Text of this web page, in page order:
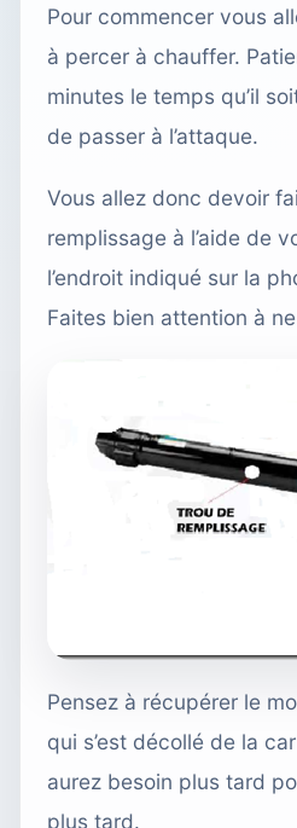
Pour commencer vous
à percer à chauffer.
minutes le temps qu’il
de passer à l’attaque.
Vous allez donc devoir
remplissage à l’aide de
l’endroit indiqué sur la
Faites bien attention à
Pensez à récupérer le
qui s’est décollé de la
aurez besoin plus tard
plus tard.